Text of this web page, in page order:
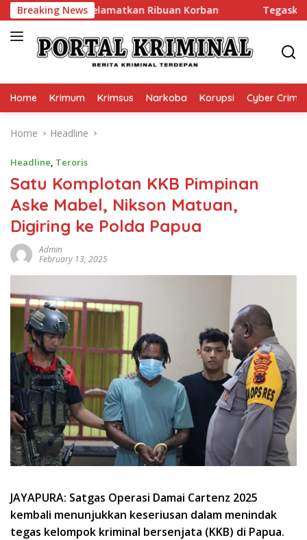
Skip
to
content
Breaking News
Polri Selamatkan Ribuan Korban Tegaskan Lagi
Home Krimum Krimsus Narkoba Korupsi Cyber Crime
Home Headline
Headline, Teroris
Satu Komplotan KKB Pimpinan
Aske Mabel, Nikson Matuan,
Digiring ke Polda Papua
Admin
February 13, 2025
JAYAPURA: Satgas Operasi Damai Cartenz 2025
kembali menunjukkan keseriusan dalam menindak
tegas kelompok kriminal bersenjata (KKB) di Papua.